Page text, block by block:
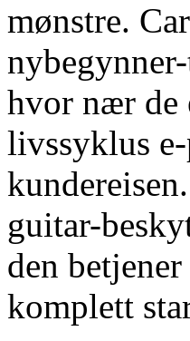
mønstre.
hvor nær de
livssyklus
guitar-
den
komplett